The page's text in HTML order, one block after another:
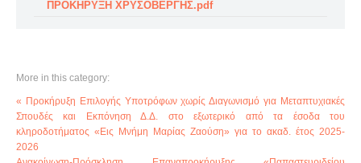
ΠΡΟΚΗΡΥΞΗ ΧΡΥΣΟΒΕΡΓΗΣ.pdf
More in this category:
« Προκήρυξη Επιλογής Υποτρόφων χωρίς Διαγωνισμό για Μεταπτυχιακές
Σπουδές και Εκπόνηση Δ.Δ. στο εξωτερικό από τα έσοδα του
κληροδοτήματος «Εις Μνήμη Μαρίας Ζαούση» για το ακαδ. έτος 2025-
2026